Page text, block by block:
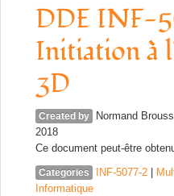
DDE INF-
Initiation à
3D
Created by Normand
2018
Ce document peut-être
Categories INF-5077-2
Informatique